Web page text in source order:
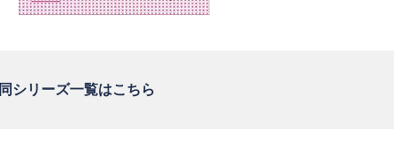
同シリーズ一覧はこちら